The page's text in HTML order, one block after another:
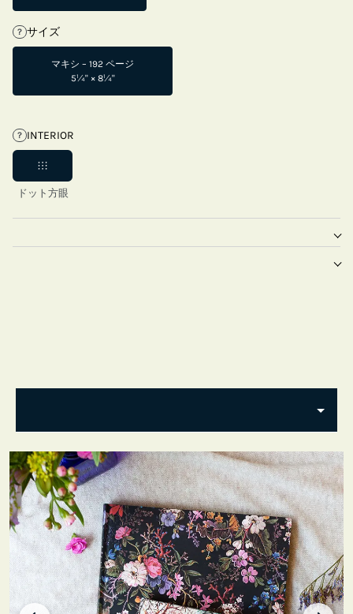
? サイズ
マキシ – 192 ページ
5¼" × 8¼"
? INTERIOR
ドット方眼